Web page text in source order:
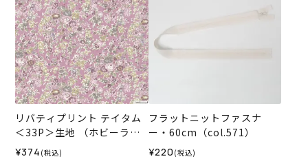
リバティプリント テイタム
＜33P＞生地 （ホビーラホ
ビーレオリジナル）2026ES
¥374 (税込)
フラットニットファスナ
ー・60cm（col.571）
¥220 (税込)